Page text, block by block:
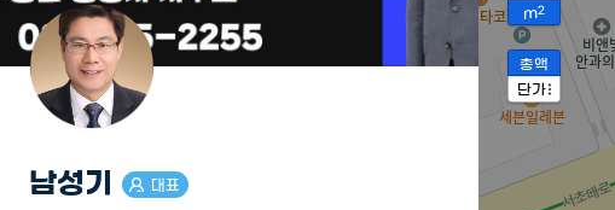
m2
총액
단가
남성기 대표